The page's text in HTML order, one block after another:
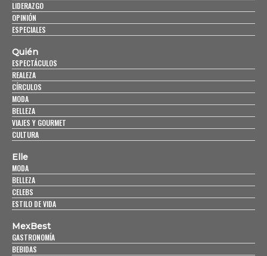
LIDERAZGO
OPINIÓN
ESPECIALES
Quién
ESPECTÁCULOS
REALEZA
CÍRCULOS
MODA
BELLEZA
VIAJES Y GOURMET
CULTURA
Elle
MODA
BELLEZA
CELEBS
ESTILO DE VIDA
MexBest
GASTRONOMÍA
BEBIDAS